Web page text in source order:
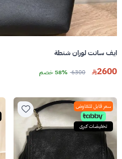
ايف سانت لوران شنطة
2600
6300 58% خصم
سعر قابل للتفاوض
تخفيضات كبرى